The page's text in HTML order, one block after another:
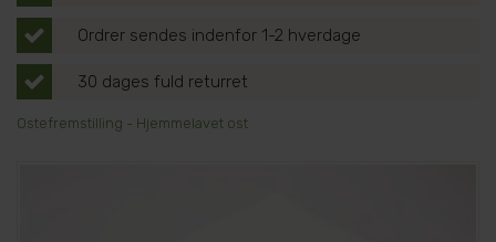
Ordrer sendes indenfor 1-2 hverdage
30 dages fuld returret
Ostefremstilling - Hjemmelavet ost